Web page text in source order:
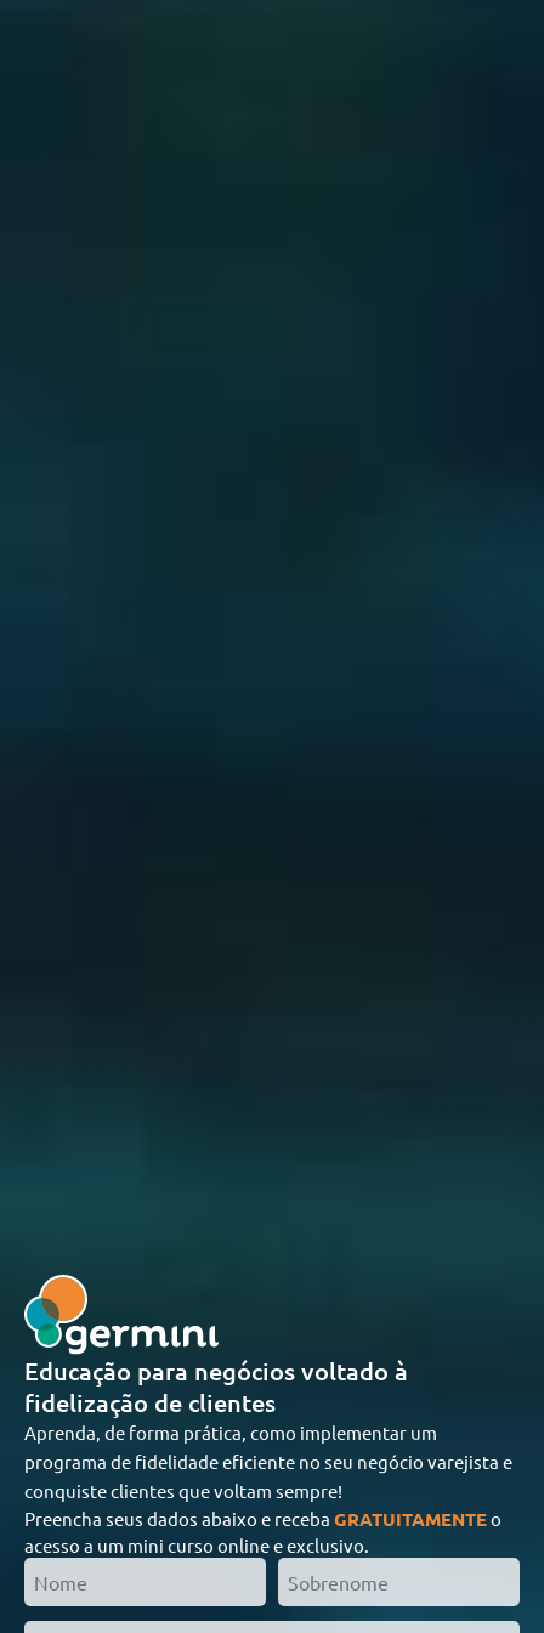
Educação para negócios voltado à
fidelização de clientes
Aprenda, de forma prática, como implementar um
programa de fidelidade eficiente no seu negócio varejista e
conquiste clientes que voltam sempre!
Preencha seus dados abaixo e receba GRATUITAMENTEo
acesso a um mini curso online e exclusivo.